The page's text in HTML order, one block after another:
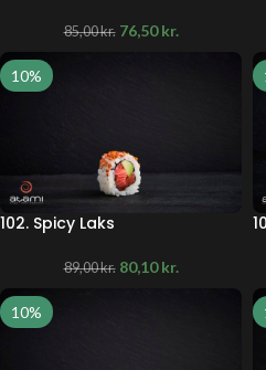
85,00kr. 76,50kr.
10%
102. Spicy Laks
89,00kr. 80,10kr.
10%